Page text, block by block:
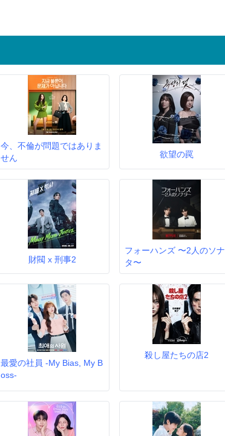
今、不倫が問題ではありま
せん
欲望の罠
財閥 x 刑事2
フォーハンズ 〜2人のソナ
タ〜
最愛の社員 -My Bias, My B
oss-
殺し屋たちの店2